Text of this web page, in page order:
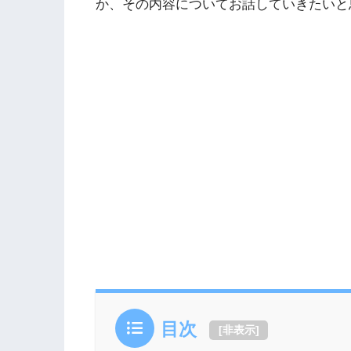
か、その内容についてお話していきたいと
目次 [非表示]